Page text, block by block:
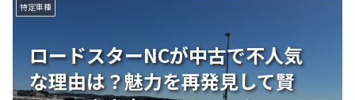
ロードスターNCが中古で不人気
な理由は？魅力を再発見して賢
特定車種